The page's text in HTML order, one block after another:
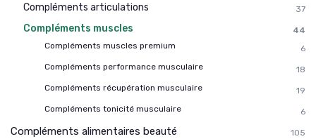
Compléments articulations 37
Compléments muscles
44
Compléments muscles premium
6
Compléments performance musculaire
18
Compléments récupération musculaire
19
Compléments tonicité musculaire
6
Compléments alimentaires beauté 105